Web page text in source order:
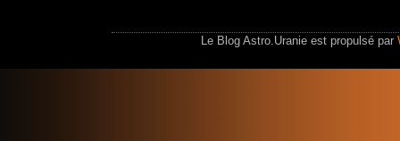
Le Blog Astro.Uranie est propulsé par